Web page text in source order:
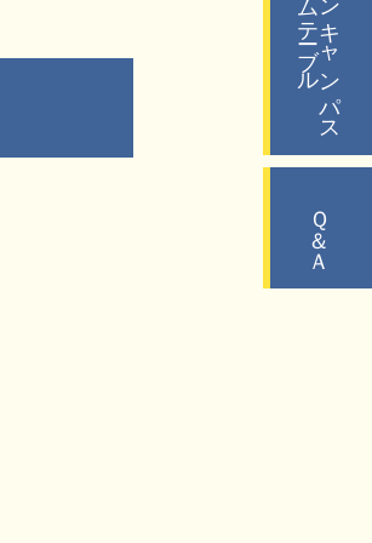
Ｑ＆Ａ